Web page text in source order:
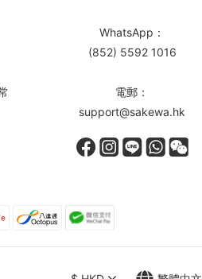
WhatsApp：
(852) 5592 1016
電郵：
support@sakewa.hk